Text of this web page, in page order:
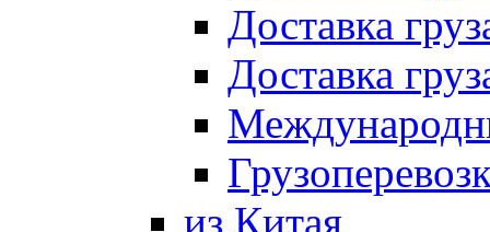
Доставка
Доставка
из Китая